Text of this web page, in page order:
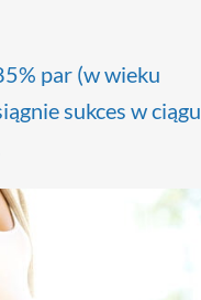
par (w wieku
sukces w ciągu